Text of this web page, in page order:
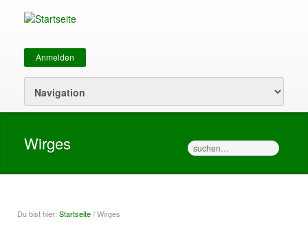
Sekundärmenü
Anmelden
Wirges Suche
Du bist hier: Startseite/ Wirges